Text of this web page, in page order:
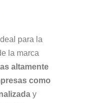
para la
la marca
altamente
como
y